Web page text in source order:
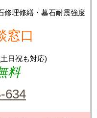
修理修繕・墓石耐震強度
窓口
日祝も対応)
料
634